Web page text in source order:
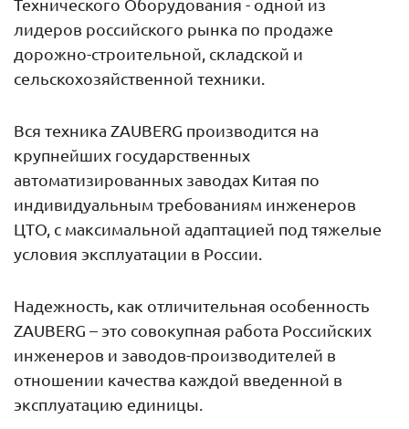
Технического Оборудования - одной из
лидеров российского рынка по продаже
дорожно-строительной, складской и
сельскохозяйственной техники.
Вся техника ZAUBERG производится на
крупнейших государственных
автоматизированных заводах Китая по
индивидуальным требованиям инженеров
ЦТО, с максимальной адаптацией под тяжелые
условия эксплуатации в России.
Надежность, как отличительная особенность
ZAUBERG – это совокупная работа Российских
инженеров и заводов-производителей в
отношении качества каждой введенной в
эксплуатацию единицы.